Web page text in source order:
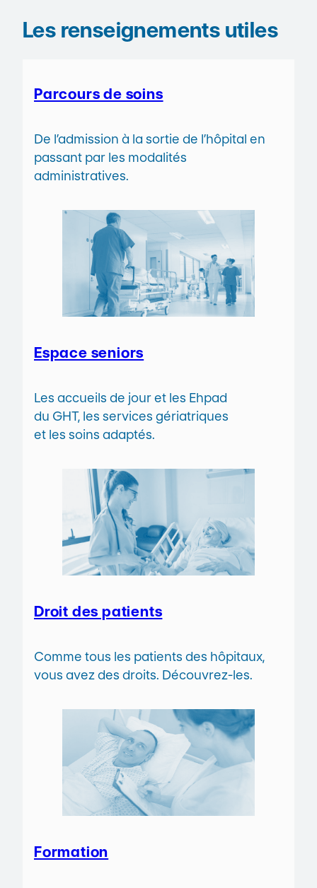
Les renseignements utiles
Parcours de soins
De l’admission à la sortie de l’hôpital en
passant par les modalités
administratives.
Espace seniors
Les accueils de jour et les Ehpad
du GHT, les services gériatriques
et les soins adaptés.
Droit des patients
Comme tous les patients des hôpitaux,
vous avez des droits. Découvrez-les.
Formation